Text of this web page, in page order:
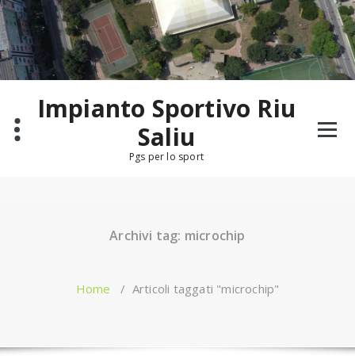
Salta
al
contenuto
Impianto Sportivo Riu
Saliu
Pgs per lo sport
Archivi tag: microchip
Home / Articoli taggati "microchip"